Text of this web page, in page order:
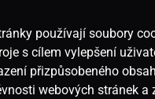
používají soubory
s cílem vylepšení
přizpůsobeného
webových stránek a